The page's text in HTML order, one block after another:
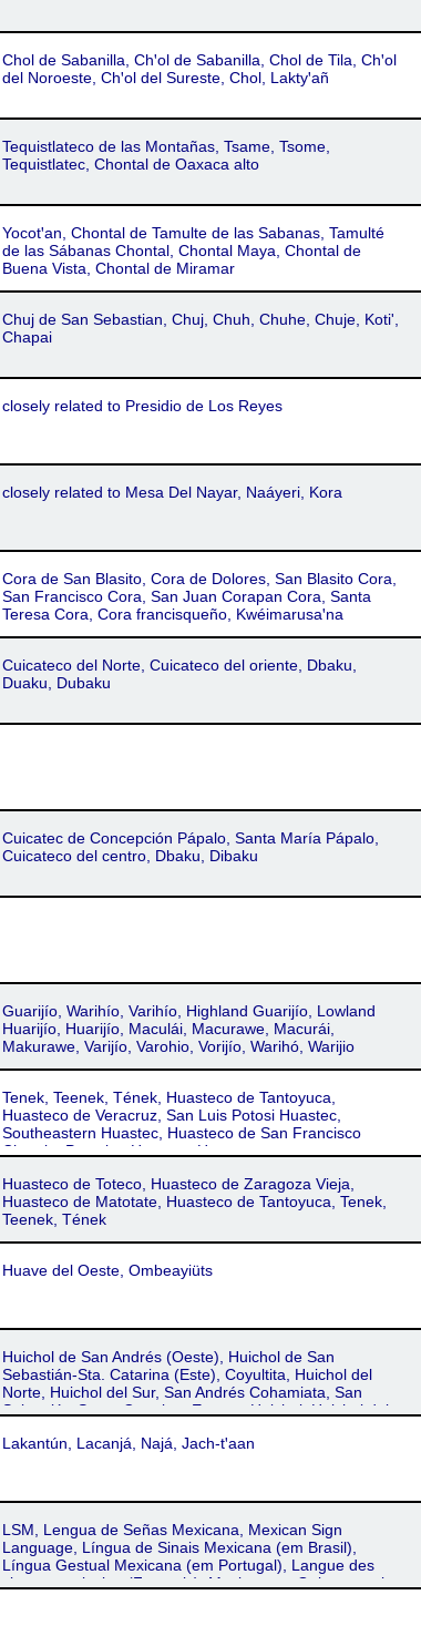
Chol de Sabanilla, Chꞌol de Sabanilla, Chol de Tila, Chꞌol
del Noroeste, Chꞌol del Sureste, Chol, Laktyꞌañ
Tequistlateco de las Montañas, Tsame, Tsome,
Tequistlatec, Chontal de Oaxaca alto
Yocotꞌan, Chontal de Tamulte de las Sabanas, Tamulté
de las Sábanas Chontal, Chontal Maya, Chontal de
Buena Vista, Chontal de Miramar
Chuj de San Sebastian, Chuj, Chuh, Chuhe, Chuje, Koti',
Chapai
closely related to Presidio de Los Reyes
closely related to Mesa Del Nayar, Naáyeri, Kora
Cora de San Blasito, Cora de Dolores, San Blasito Cora,
San Francisco Cora, San Juan Corapan Cora, Santa
Teresa Cora, Cora francisqueño, Kwéimarusaꞌna
Cuicateco del Norte, Cuicateco del oriente, Dbaku,
Duaku, Dubaku
Cuicatec de Concepción Pápalo, Santa María Pápalo,
Cuicateco del centro, Dbaku, Dibaku
Guarijío, Warihío, Varihío, Highland Guarijío, Lowland
Huarijío, Huarijío, Maculái, Macurawe, Macurái,
Makurawe, Varijío, Varohio, Vorijío, Warihó, Warijio
Tenek, Teenek, Tének, Huasteco de Tantoyuca,
Huasteco de Veracruz, San Luis Potosi Huastec,
Southeastern Huastec, Huasteco de San Francisco
Chontla, Potosino Huastec, Huastec
Huasteco de Toteco, Huasteco de Zaragoza Vieja,
Huasteco de Matotate, Huasteco de Tantoyuca, Tenek,
Teenek, Tének
Huave del Oeste, Ombeayiüts
Huichol de San Andrés (Oeste), Huichol de San
Sebastián-Sta. Catarina (Este), Coyultita, Huichol del
Norte, Huichol del Sur, San Andrés Cohamiata, San
Sebastián-Santa Catarina, Eastern Huichol, Huichol del
Vaniuqui, Vizaritari Vaniuki, Wixárika
Lakantún, Lacanjá, Najá, Jach-tꞌaan
LSM, Lengua de Señas Mexicana, Mexican Sign
Language, Língua de Sinais Mexicana (em Brasil),
Língua Gestual Mexicana (em Portugal), Langue des
signes mexicaine (Français), Mexicaanse Gebarentaal